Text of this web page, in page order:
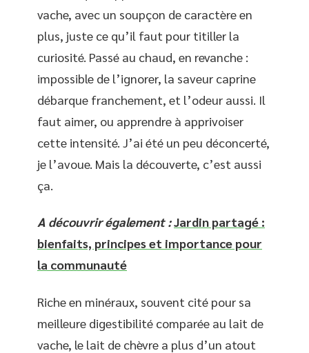
vache, avec un soupçon de caractère en
plus, juste ce qu’il faut pour titiller la
curiosité. Passé au chaud, en revanche :
impossible de l’ignorer, la saveur caprine
débarque franchement, et l’odeur aussi. Il
faut aimer, ou apprendre à apprivoiser
cette intensité. J’ai été un peu déconcerté,
je l’avoue. Mais la découverte, c’est aussi
ça.
A découvrir également :Jardin partagé :
bienfaits, principes et importance pour
la communauté
Riche en minéraux, souvent cité pour sa
meilleure digestibilité comparée au lait de
vache, le lait de chèvre a plus d’un atout